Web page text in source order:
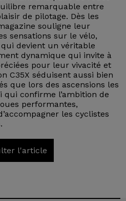
remarquable entre
de pilotage. Dès les
souligne leur
sensations sur le vélo,
devient un véritable
dynamique qui invite à
pour leur vivacité et
C35X séduisent aussi bien
que lors des ascensions les
qui confirme l’ambition de
performantes,
les cyclistes
l'article